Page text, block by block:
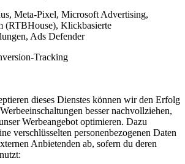
Meta-Pixel, Microsoft Advertising,
(RTBHouse), Klickbasierte
Ads Defender
Tracking
dieses Dienstes können wir den Erfolg
besser nachvollziehen,
Werbeangebot optimieren. Dazu
verschlüsselten personenbezogenen Daten
Anbietenden ab, sofern du deren